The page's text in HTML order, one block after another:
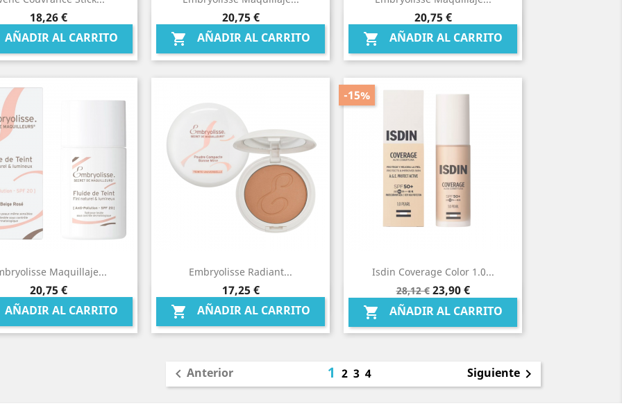
Precio
18,26 €
AÑADIR AL CARRITO
Vista rápida
Precio
20,75 €
 AÑADIR AL CARRITO
Vista rápida
Precio
20,75 €
 AÑADIR AL CARRITO
Vista rápida
Maquillaje...
Precio
20,75 €
AÑADIR AL CARRITO
Vista rápida
Embryolisse Radiant...
Precio
17,25 €
 AÑADIR AL CARRITO
Vista rápida
Isdin Coverage Color 1.0...
Precio
base
28,12 €
-15%
Precio
23,90 €
 AÑADIR AL CARRITO
Vista rápida
 Anterior 1 2 3 4 Siguiente